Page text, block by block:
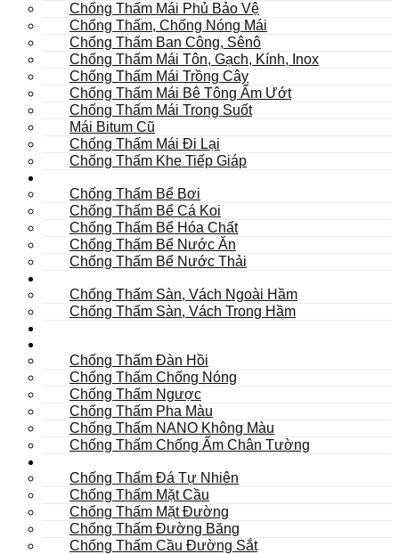
Chống Thấm Mái Phủ Bảo Vệ
Chống Thấm, Chống Nóng Mái
Chống Thấm Ban Công, Sênô
Chống Thấm Mái Tôn, Gạch, Kính, Inox
Chống Thấm Mái Trồng Cây
Chống Thấm Mái Bê Tông Ẩm Ướt
Chống Thấm Mái Trong Suốt
Mái Bitum Cũ
Chống Thấm Mái Đi Lại
Chống Thấm Khe Tiếp Giáp
Chống Thấm Bể Bơi
Chống Thấm Bể Cá Koi
Chống Thấm Bể Hóa Chất
Chống Thấm Bể Nước Ăn
Chống Thấm Bể Nước Thải
Chống Thấm Sàn, Vách Ngoài Hầm
Chống Thấm Sàn, Vách Trong Hầm
Chống Thấm Đàn Hồi
Chống Thấm Chống Nóng
Chống Thấm Ngược
Chống Thấm Pha Màu
Chống Thấm NANO Không Màu
Chống Thấm Chống Ẩm Chân Tường
Chống Thấm Đá Tự Nhiên
Chống Thấm Mặt Cầu
Chống Thấm Mặt Đường
Chống Thấm Đường Băng
Chống Thấm Cầu Đường Sắt